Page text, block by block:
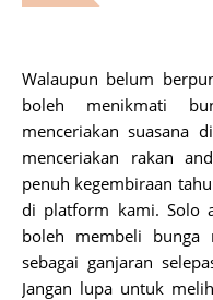
Walaupun belum
boleh menikmati
menceriakan suasana
menceriakan rakan
penuh kegembiraan
di platform kami. Solo
boleh membeli
sebagai ganjaran
Jangan lupa untuk